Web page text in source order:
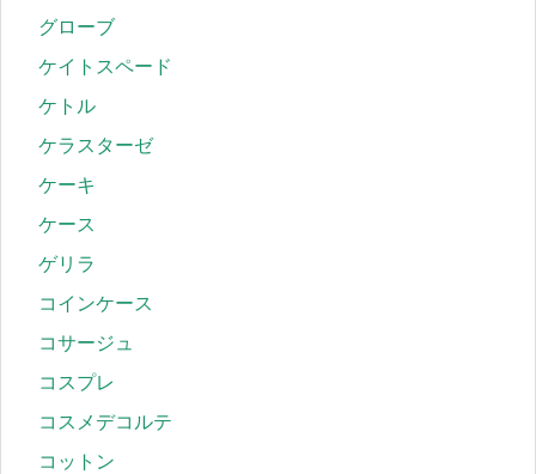
グローブ
ケイトスペード
ケトル
ケラスターゼ
ケーキ
ケース
ゲリラ
コインケース
コサージュ
コスプレ
コスメデコルテ
コットン